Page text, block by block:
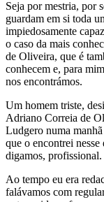
Seja por mestria, por
guardam em si toda
impiedosamente
o caso da mais
de Oliveira, que é
conhecem e, para
nos encontrámos.
Um homem triste,
Adriano Correia de
Ludgero numa
que o encontrei
digamos, profissional.
Ao tempo eu era
falávamos com